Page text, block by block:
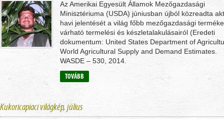
Az Amerikai Egyesült Államok Mezőgazdasági
Minisztériuma (USDA) júniusban újból közreadta
havi jelentését a világ főbb mezőgazdasági
várható termelési és készletalakulásairól (Eredeti
dokumentum: United States Department of
World Agricultural Supply and Demand Estimates.
WASDE – 530, 2014.
TOVÁBB
Kukoricapiaci világkép, július